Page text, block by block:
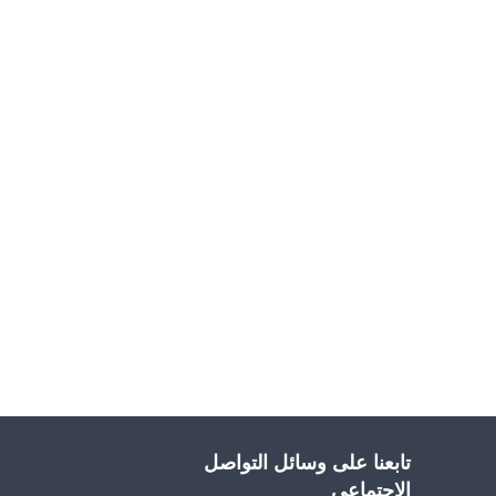
تابعنا على وسائل التواصل
الاجتماعي